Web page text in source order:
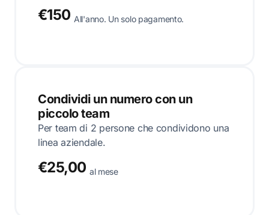
€150 All'anno. Un solo pagamento.
Condividi un numero con un
piccolo team
Per team di 2 persone che condividono una
linea aziendale.
€25,00 al mese